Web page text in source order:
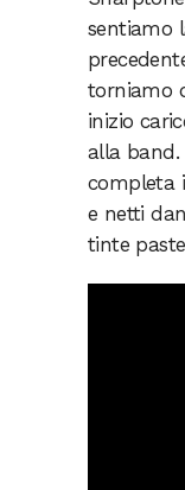
sentiamo
torniamo
inizio
alla band.
completa
e netti
tinte